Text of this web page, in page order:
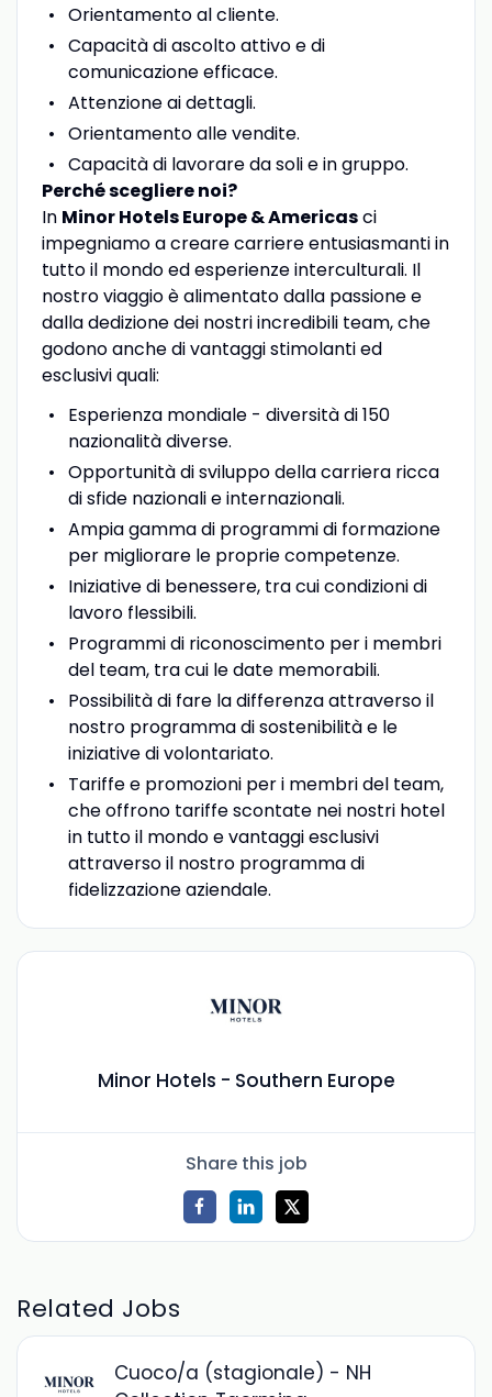
Orientamento al cliente.
Capacità di ascolto attivo e di
comunicazione efficace.
Attenzione ai dettagli.
Orientamento alle vendite.
Capacità di lavorare da soli e in gruppo.
Perché scegliere noi?
In Minor Hotels Europe & Americasci
impegniamo a creare carriere entusiasmanti in
tutto il mondo ed esperienze interculturali. Il
nostro viaggio è alimentato dalla passione e
dalla dedizione dei nostri incredibili team, che
godono anche di vantaggi stimolanti ed
esclusivi quali:
Esperienza mondiale - diversità di 150
nazionalità diverse.
Opportunità di sviluppo della carriera ricca
di sfide nazionali e internazionali.
Ampia gamma di programmi di formazione
per migliorare le proprie competenze.
Iniziative di benessere, tra cui condizioni di
lavoro flessibili.
Programmi di riconoscimento per i membri
del team, tra cui le date memorabili.
Possibilità di fare la differenza attraverso il
nostro programma di sostenibilità e le
iniziative di volontariato.
Tariffe e promozioni per i membri del team,
che offrono tariffe scontate nei nostri hotel
in tutto il mondo e vantaggi esclusivi
attraverso il nostro programma di
fidelizzazione aziendale.
Minor Hotels - Southern Europe
Share this job
Related Jobs
Cuoco/a (stagionale) - NH